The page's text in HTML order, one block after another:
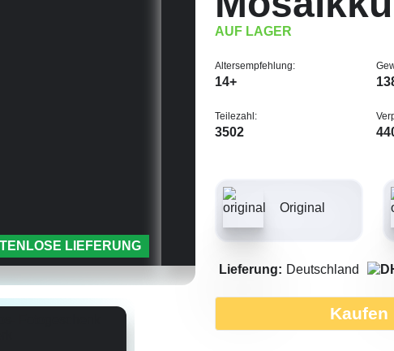
LIEFERUNG
AUF LAGER
Altersempfehlung:
14+
Teilezahl:
3502
Original
Lieferung: Deutschland
Kaufen